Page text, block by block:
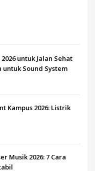
untuk Jalan Sehat
untuk Sound System
Kampus 2026: Listrik
Musik 2026: 7 Cara